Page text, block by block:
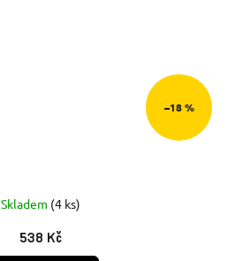
–18 %
Skladem (4 ks)
538 Kč